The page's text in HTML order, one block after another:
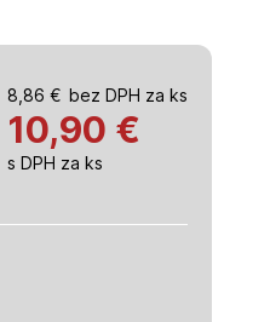
8,86 € bez DPH za ks
10,90 €
s DPH za ks